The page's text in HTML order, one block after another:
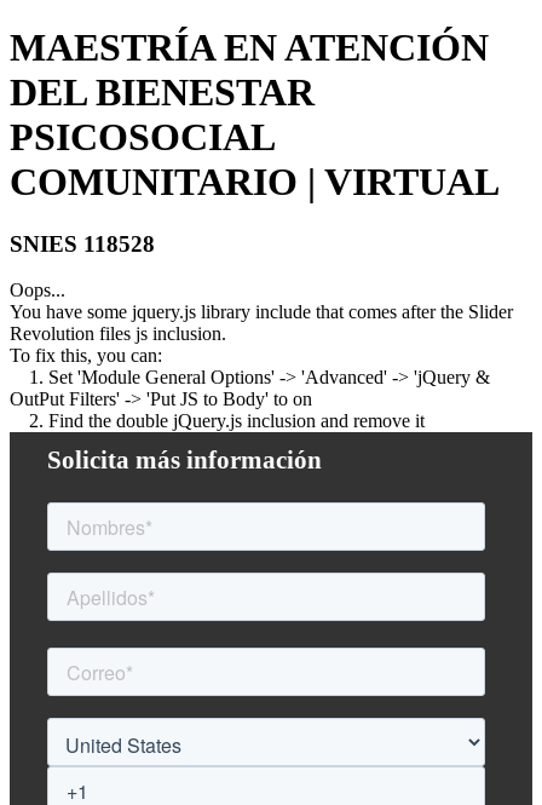
MAESTRÍA EN ATENCIÓN
DEL BIENESTAR
PSICOSOCIAL
COMUNITARIO | VIRTUAL
SNIES 118528
Oops...
You have some jquery.js library include that comes after the Slider
Revolution files js inclusion.
To fix this, you can:
1. Set 'Module General Options' -> 'Advanced' -> 'jQuery &
OutPut Filters' -> 'Put JS to Body' to on
2. Find the double jQuery.js inclusion and remove it
Solicita más información